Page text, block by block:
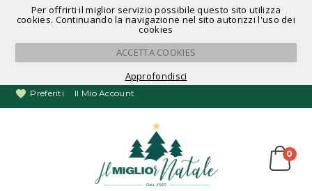
Per offrirti il miglior servizio possibile questo sito utilizza
cookies. Continuando la navigazione nel sito autorizzi l'uso dei
cookies
ACCETTA COOKIES
Approfondisci
Noleggio Alberi di Natale
Preferiti Il Mio Account
0